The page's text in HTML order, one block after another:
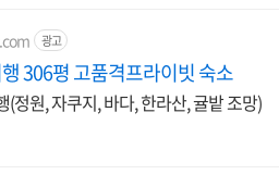
광고
306평 고품격프라이빗 숙소
정원, 자쿠지, 바다, 한라산, 귤밭 조망)